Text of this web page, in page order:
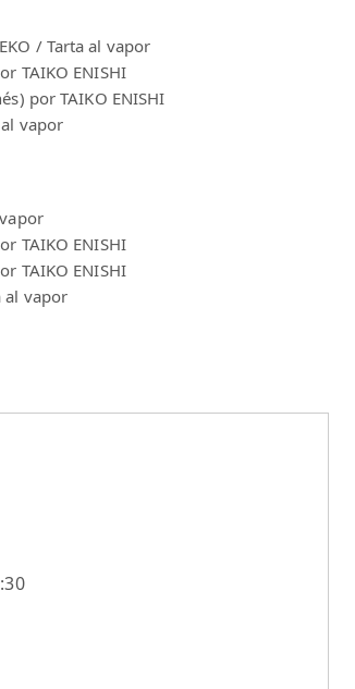
/ Tarta al vapor
TAIKO ENISHI
por TAIKO ENISHI
vapor
TAIKO ENISHI
TAIKO ENISHI
al vapor